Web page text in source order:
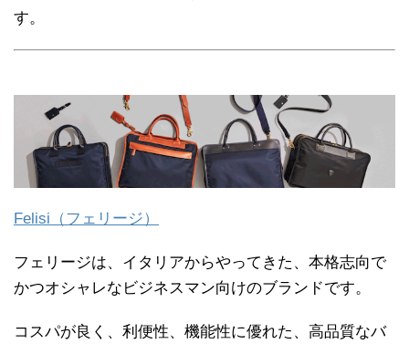
す。
Felisi（フェリージ）
フェリージは、イタリアからやってきた、本格志向で
かつオシャレなビジネスマン向けのブランドです。
コスパが良く、利便性、機能性に優れた、高品質なバ